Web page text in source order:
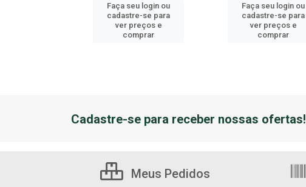
Faça seu login ou
cadastre-se para
ver preços e
comprar
Faça seu login ou
cadastre-se para
ver preços e
comprar
Cadastre-se para receber nossas ofertas!
Meus Pedidos